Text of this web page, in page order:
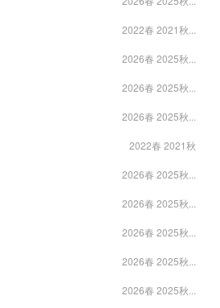
2022春 2021秋...
2026春 2025秋...
2026春 2025秋...
2026春 2025秋...
2022春 2021秋
2026春 2025秋...
2026春 2025秋...
2026春 2025秋...
2026春 2025秋...
2026春 2025秋...